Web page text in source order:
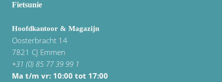
Fietsunie
Hoofdkantoor & Magazijn
Oosterbracht 14
7821 CJ Emmen
+31 (0) 85 77 39 99 1
Ma t/m vr: 10:00 tot 17:00